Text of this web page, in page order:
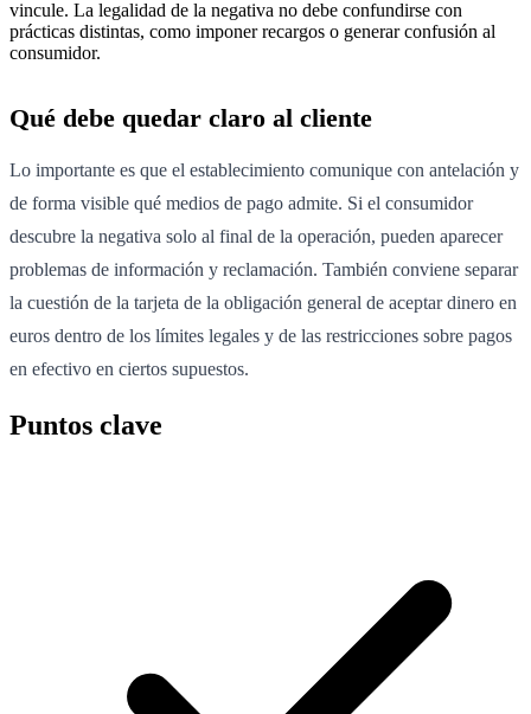
vincule. La legalidad de la negativa no debe confundirse con
prácticas distintas, como imponer recargos o generar confusión al
consumidor.
Qué debe quedar claro al cliente
Lo importante es que el establecimiento comunique con antelación y
de forma visible qué medios de pago admite. Si el consumidor
descubre la negativa solo al final de la operación, pueden aparecer
problemas de información y reclamación. También conviene separar
la cuestión de la tarjeta de la obligación general de aceptar dinero en
euros dentro de los límites legales y de las restricciones sobre pagos
en efectivo en ciertos supuestos.
Puntos clave